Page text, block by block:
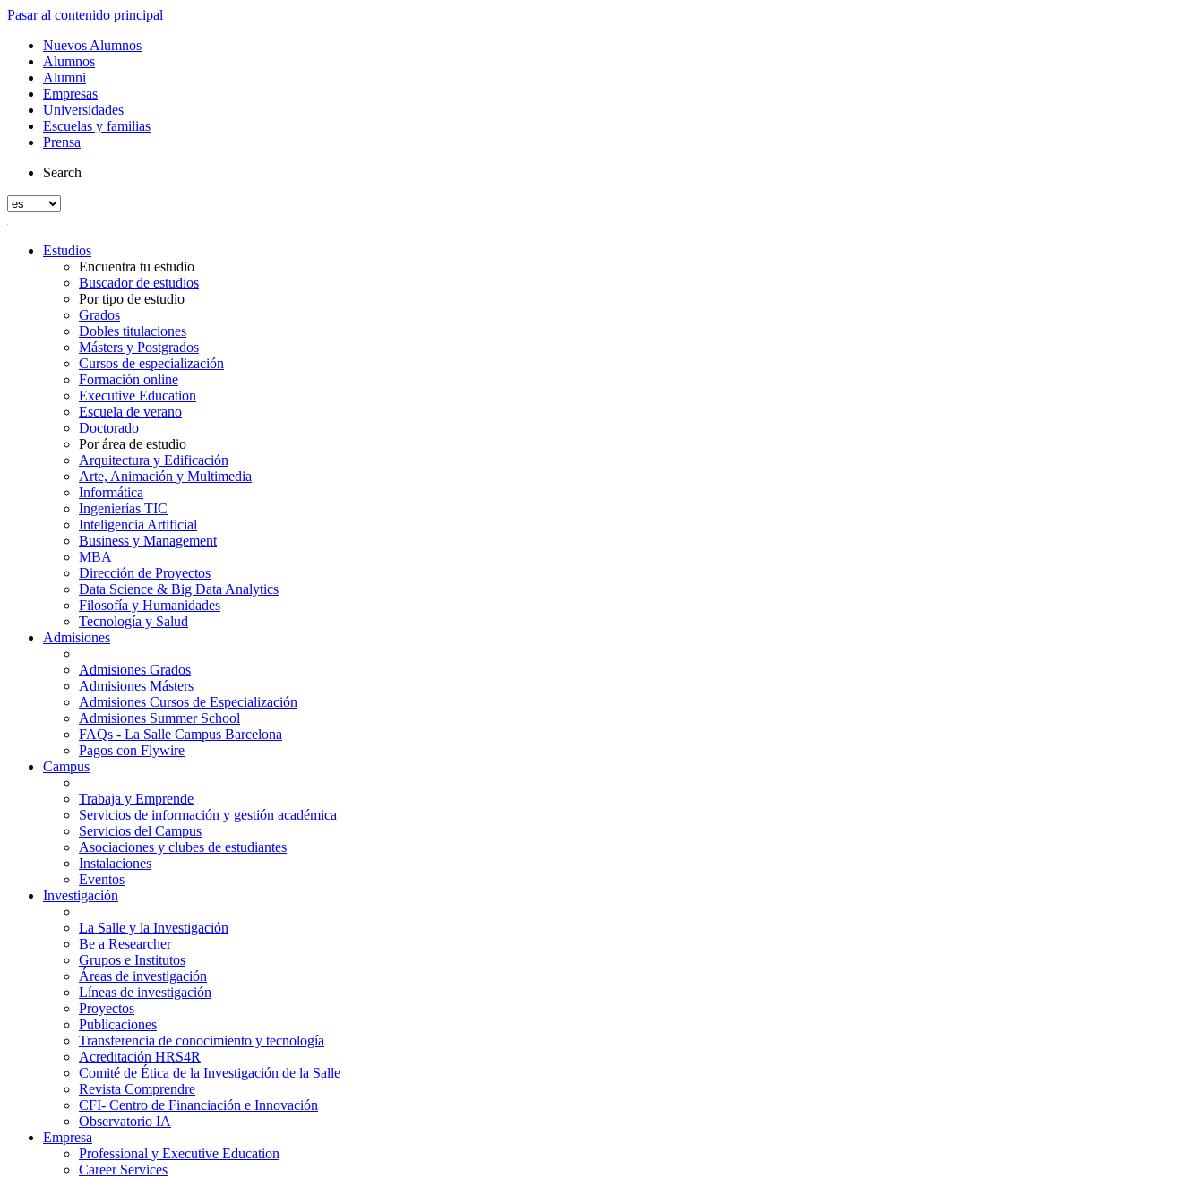
Pasar al contenido principal
Nuevos Alumnos
Alumnos
Alumni
Empresas
Universidades
Escuelas y familias
Prensa
Search
Estudios
Encuentra tu estudio
Buscador de estudios
Por tipo de estudio
Grados
Dobles titulaciones
Másters y Postgrados
Cursos de especialización
Formación online
Executive Education
Escuela de verano
Doctorado
Por área de estudio
Arquitectura y Edificación
Arte, Animación y Multimedia
Informática
Ingenierías TIC
Inteligencia Artificial
Business y Management
MBA
Dirección de Proyectos
Data Science & Big Data Analytics
Filosofía y Humanidades
Tecnología y Salud
Admisiones
Admisiones Grados
Admisiones Másters
Admisiones Cursos de Especialización
Admisiones Summer School
FAQs - La Salle Campus Barcelona
Pagos con Flywire
Campus
Trabaja y Emprende
Servicios de información y gestión académica
Servicios del Campus
Asociaciones y clubes de estudiantes
Instalaciones
Eventos
Investigación
La Salle y la Investigación
Be a Researcher
Grupos e Institutos
Áreas de investigación
Líneas de investigación
Proyectos
Publicaciones
Transferencia de conocimiento y tecnología
Acreditación HRS4R
Comité de Ética de la Investigación de la Salle
Revista Comprendre
CFI- Centro de Financiación e Innovación
Observatorio IA
Empresa
Professional y Executive Education
Career Services